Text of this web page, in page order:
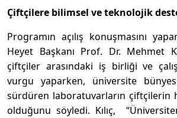
Çiftçilere bilimsel ve teknolojik
Programın açılış konuşmasını
Heyet Başkanı Prof. Dr. Mehmet
çiftçiler arasındaki iş birliği ve
vurgu yaparken, üniversite
sürdüren laboratuvarların çiftçilerin
olduğunu söyledi. Kılıç,